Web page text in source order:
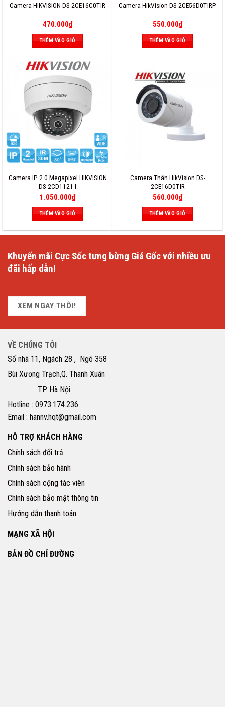
Camera HIKVISION DS-2CE16C0T-IR
470.000₫
THÊM VÀO GIỎ
Camera HikVision DS-2CE56D0T-IRP
550.000₫
THÊM VÀO GIỎ
Camera IP 2.0 Megapixel HIKVISION
DS-2CD1121-I
1.050.000₫
THÊM VÀO GIỎ
Camera Thân HikVision DS-
2CE16D0T-IR
560.000₫
THÊM VÀO GIỎ
Khuyến mãi Cực Sốctưng bừng Giá Gốcvới nhiều ưu
đãi hấp dẫn!
XEM NGAY THÔI!
VỀ CHÚNG TÔI
Số nhà 11, Ngách 28 , Ngõ 358
Bùi Xương Trạch,Q. Thanh Xuân
TP Hà Nội
Hotline : 0973.174.236
Email : hannv.hqt@gmail.com
HỖ TRỢ KHÁCH HÀNG
Chính sách đổi trả
Chính sách bảo hành
Chính sách cộng tác viên
Chính sách bảo mật thông tin
Hướng dẫn thanh toán
MẠNG XÃ HỘI
BẢN ĐỒ CHỈ ĐƯỜNG